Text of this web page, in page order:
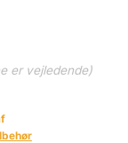
er vejledende)